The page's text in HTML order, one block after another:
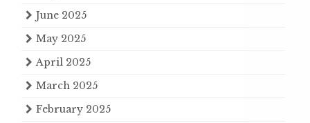
June 2025
May 2025
April 2025
March 2025
February 2025